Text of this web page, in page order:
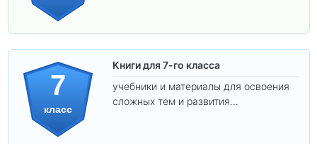
7
класс
Книги для 7-го класса
учебники и материалы для освоения
сложных тем и развития